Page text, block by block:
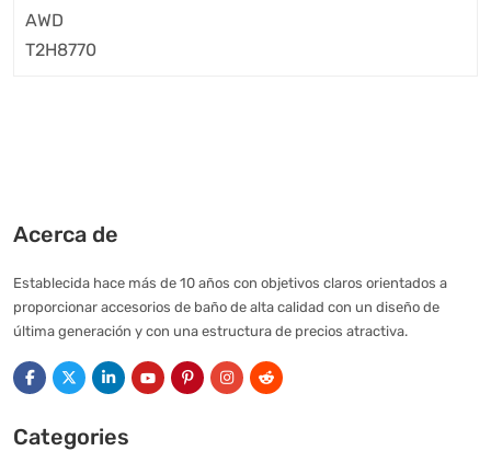
Acerca de
Establecida hace más de 10 años con objetivos claros orientados a
proporcionar accesorios de baño de alta calidad con un diseño de
última generación y con una estructura de precios atractiva.
Categories